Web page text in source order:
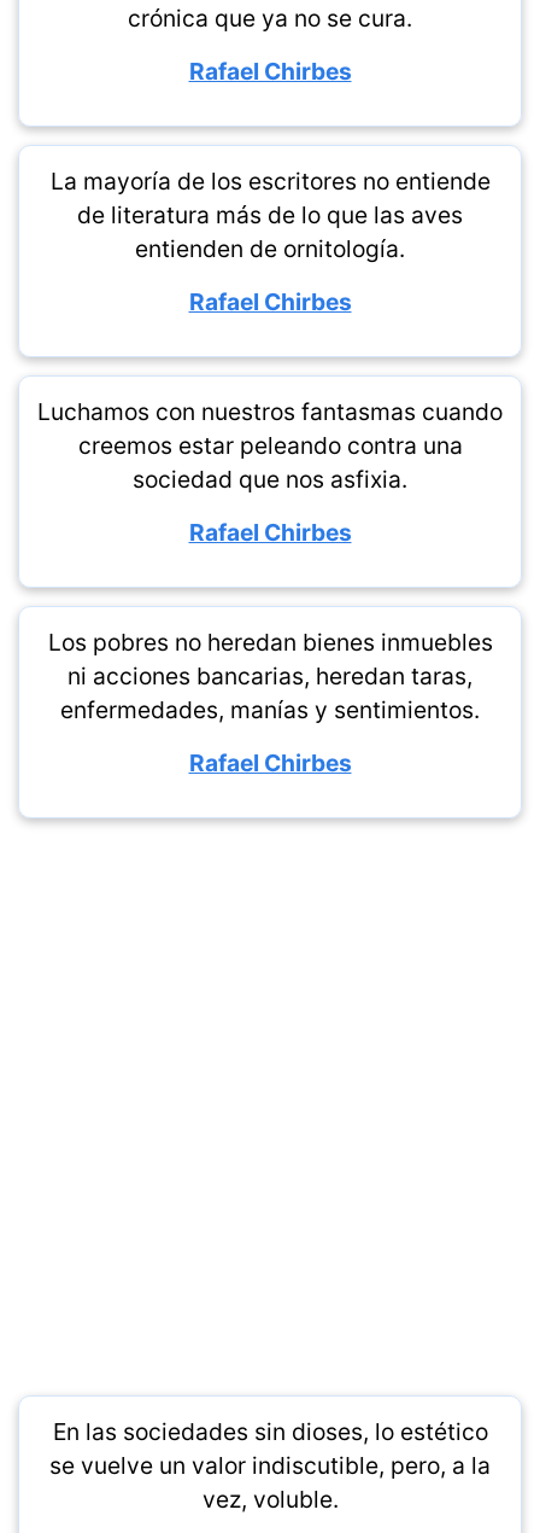
crónica que ya no se cura.
Rafael Chirbes
La mayoría de los escritores no entiende
de literatura más de lo que las aves
entienden de ornitología.
Rafael Chirbes
Luchamos con nuestros fantasmas cuando
creemos estar peleando contra una
sociedad que nos asfixia.
Rafael Chirbes
Los pobres no heredan bienes inmuebles
ni acciones bancarias, heredan taras,
enfermedades, manías y sentimientos.
Rafael Chirbes
En las sociedades sin dioses, lo estético
se vuelve un valor indiscutible, pero, a la
vez, voluble.